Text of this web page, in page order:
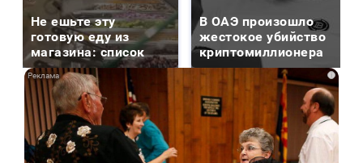
Не ешьте эту
готовую еду из
магазина: список
В ОАЭ произошло
жестокое убийство
криптомиллионера
i